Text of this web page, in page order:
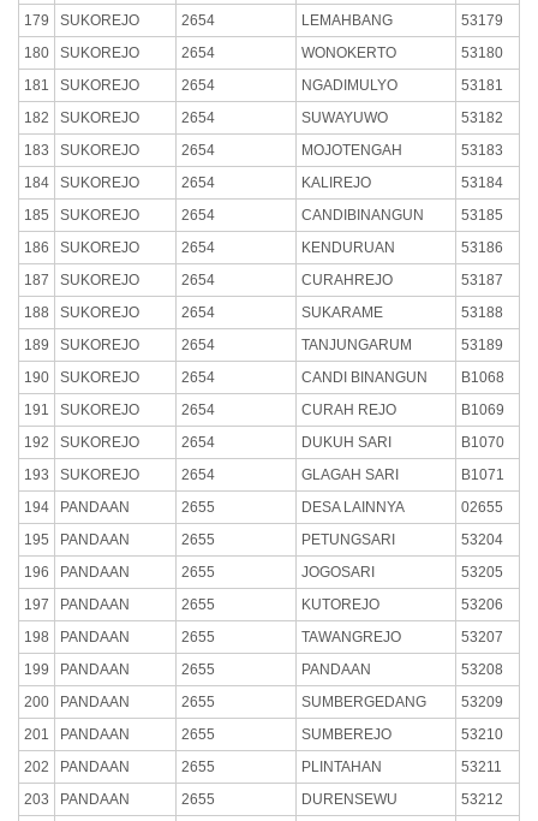
179
SUKOREJO 2654 LEMAHBANG
53179
180
SUKOREJO 2654 WONOKERTO
53180
181
SUKOREJO 2654 NGADIMULYO
53181
182
SUKOREJO 2654 SUWAYUWO
53182
183
SUKOREJO 2654 MOJOTENGAH
53183
184
SUKOREJO 2654 KALIREJO
53184
185
SUKOREJO 2654 CANDIBINANGUN
53185
186
SUKOREJO 2654 KENDURUAN
53186
187
SUKOREJO 2654 CURAHREJO
53187
188
SUKOREJO 2654 SUKARAME
53188
189
SUKOREJO 2654 TANJUNGARUM
53189
190
SUKOREJO 2654 CANDI BINANGUN
B1068
191
SUKOREJO 2654 CURAH REJO
B1069
192
SUKOREJO 2654 DUKUH SARI
B1070
193
SUKOREJO 2654 GLAGAH SARI
B1071
194
PANDAAN 2655 DESA LAINNYA
02655
195
PANDAAN 2655 PETUNGSARI
53204
196
PANDAAN 2655 JOGOSARI
53205
197
PANDAAN 2655 KUTOREJO
53206
198
PANDAAN 2655 TAWANGREJO
53207
199
PANDAAN 2655 PANDAAN
53208
200
PANDAAN 2655 SUMBERGEDANG
53209
201
PANDAAN 2655 SUMBEREJO
53210
202
PANDAAN 2655 PLINTAHAN
53211
203
PANDAAN 2655 DURENSEWU
53212